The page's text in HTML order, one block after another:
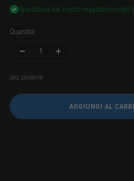
Spedizione dal nostro magazzino negli
Quantità:
SKU: 2008018
AGGIUNGI AL